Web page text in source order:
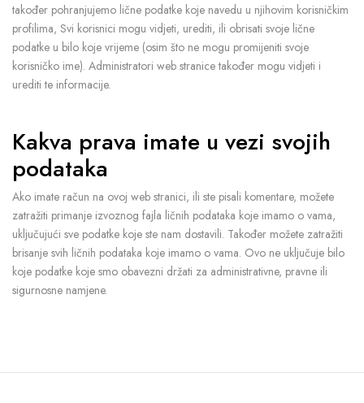
također pohranjujemo lične podatke koje navedu u njihovim korisničkim
profilima, Svi korisnici mogu vidjeti, urediti, ili obrisati svoje lične
podatke u bilo koje vrijeme (osim što ne mogu promijeniti svoje
korisničko ime). Administratori web stranice također mogu vidjeti i
urediti te informacije.
Kakva prava imate u vezi svojih
podataka
Ako imate račun na ovoj web stranici, ili ste pisali komentare, možete
zatražiti primanje izvoznog fajla ličnih podataka koje imamo o vama,
uključujući sve podatke koje ste nam dostavili. Također možete zatražiti
brisanje svih ličnih podataka koje imamo o vama. Ovo ne uključuje bilo
koje podatke koje smo obavezni držati za administrativne, pravne ili
sigurnosne namjene.